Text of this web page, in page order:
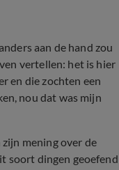
aan de hand zou
vertellen: het is hier
en die zochten een
nou dat was mijn
mening over de
soort dingen geoefend